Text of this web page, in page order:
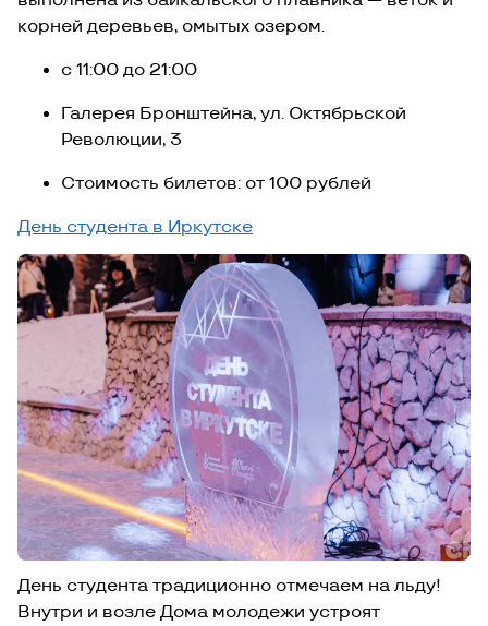
корней деревьев, омытых озером.
с 11:00 до 21:00
Галерея Бронштейна, ул. Октябрьской
Революции, 3
Стоимость билетов: от 100 рублей
День студента в Иркутске
День студента традиционно отмечаем на льду!
Внутри и возле Дома молодежи устроят